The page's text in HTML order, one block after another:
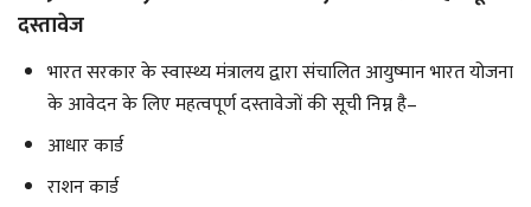
दस्तावेज
भारत सरकार के स्वास्थ्य मंत्रालय द्वारा संचालित आयुष्मान भारत योजना
के आवेदन के लिए महत्वपूर्ण दस्तावेजों की सूची निम्न है–
आधार कार्ड
राशन कार्ड